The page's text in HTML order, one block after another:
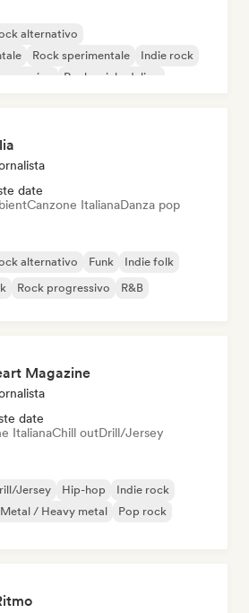
alternativo
Rock sperimentale
Indie rock
Rock psichedelico
date
Canzone ItalianaDanza pop
alternativo Funk
Indie folk
Rock progressivo R&B
Magazine
date
ItalianaChill outDrill/Jersey
Jersey Hip-hop
Indie rock
Metal / Heavy metal
Pop rock